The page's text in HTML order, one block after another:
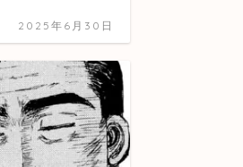
2025年6月30日